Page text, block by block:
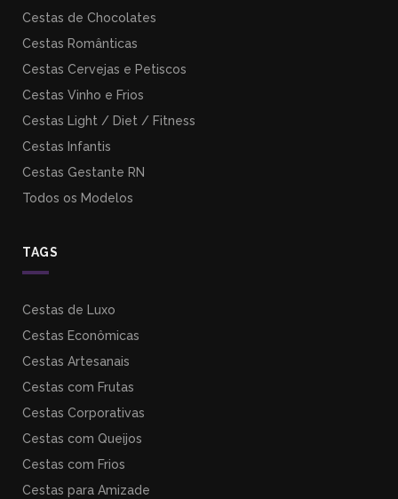
Cestas de Chocolates
Cestas Românticas
Cestas Cervejas e Petiscos
Cestas Vinho e Frios
Cestas Light / Diet / Fitness
Cestas Infantis
Cestas Gestante RN
Todos os Modelos
TAGS
Cestas de Luxo
Cestas Econômicas
Cestas Artesanais
Cestas com Frutas
Cestas Corporativas
Cestas com Queijos
Cestas com Frios
Cestas para Amizade